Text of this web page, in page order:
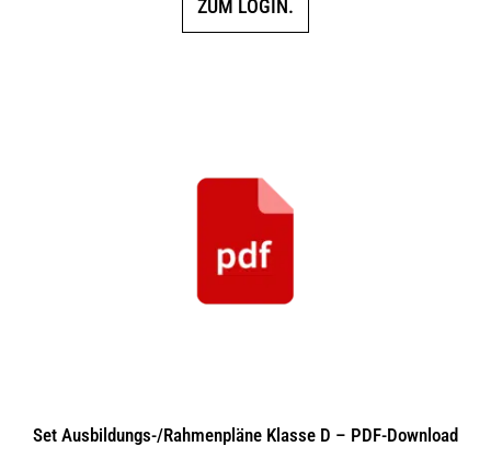
ZUM LOGIN.
Set Ausbildungs-/Rahmenpläne Klasse D – PDF-Download